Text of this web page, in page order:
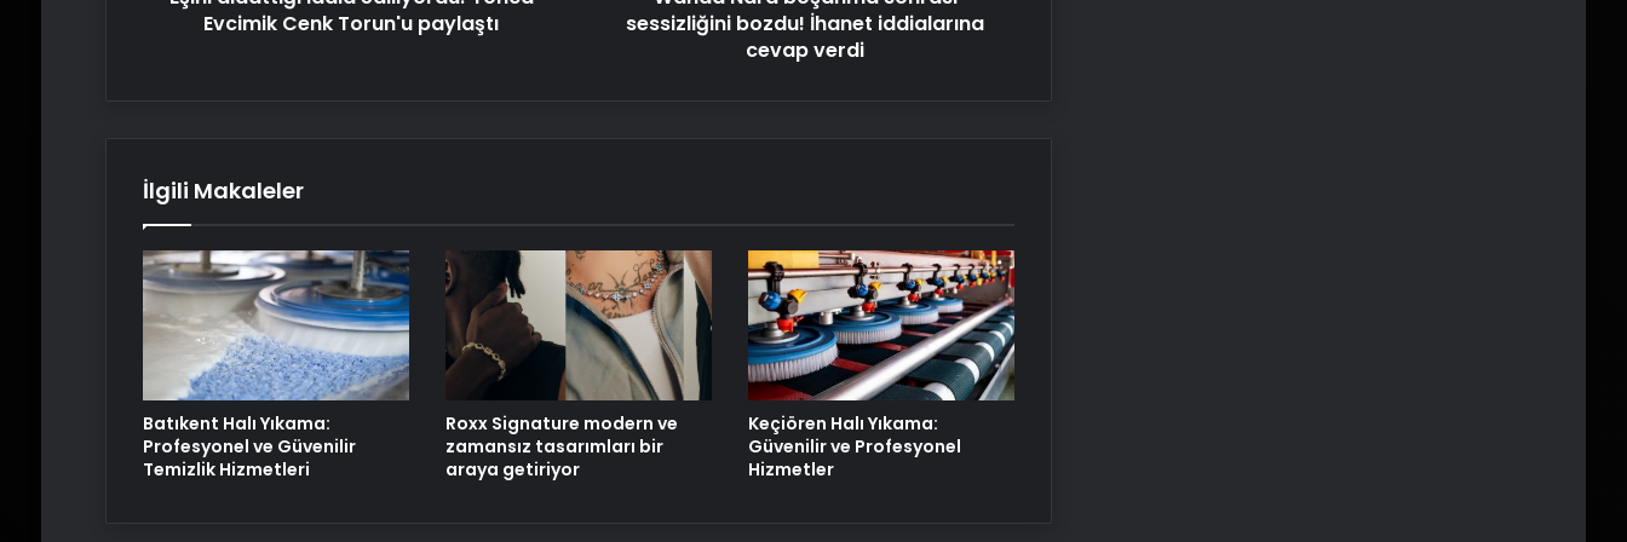
Ankara rent a car
Duruşmasına Çevrildi
Eşya Depolama Hizmetinde Doğru
Seçim Rehberi
Evcimik Cenk Torun'u paylaştı
sessizliğini bozdu! İhanet iddialarına
cevap verdi
İlgili Makaleler
Batıkent Halı Yıkama:
Profesyonel ve Güvenilir
Temizlik Hizmetleri
Roxx Signature modern ve
zamansız tasarımları bir
araya getiriyor
Keçiören Halı Yıkama:
Güvenilir ve Profesyonel
Hizmetler